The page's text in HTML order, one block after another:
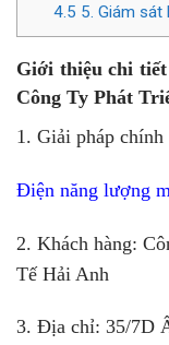
4.5 5. Giám
Giới thiệu chi
Công Ty Phát
1. Giải pháp chính
Điện năng lượng
2. Khách hàng:
Tế Hải Anh
3. Địa chỉ: 35/7D